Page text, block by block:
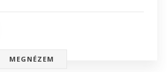
MEGNÉZEM